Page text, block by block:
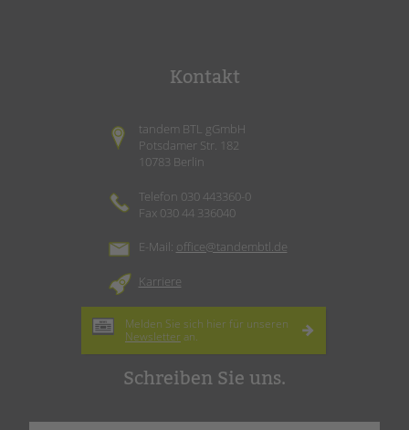
Kontakt
tandem BTL gGmbH
Potsdamer Str. 182
10783 Berlin
Telefon 030 443360-0
Fax 030 44 336040
E-Mail: office@tandembtl.de
Karriere
Melden Sie sich hier für unseren
Newsletter an.
Schreiben Sie uns.